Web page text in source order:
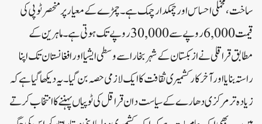
ساخت، مخملی احساس اور چمکدار چمک ہے۔چمڑے کے معیار پر منحصر ٹوپی کی
قیمت 6,000 روپے سے 30,000 روپے تک ہوتی ہے۔ ماہرین کے
مطابق قراقلی نے ازبکستان کے شہر بخارا سے وسطی ایشیا اور افغانستان تک اپنا
راستہ بنایا اور آخر کار کشمیری ثقافت کا ایک لازمی حصہ بن گیا۔یہ دیکھا گیا ہے کہ
زیادہ تر مرکزی دھارے کے سیاست دان قراقل کی ٹوپیاں پہننے کا انتخاب کرتے